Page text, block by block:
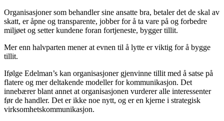
Organisasjoner som behandler sine ansatte bra, betaler det de skal av
skatt, er åpne og transparente, jobber for å ta vare på og forbedre
miljøet og setter kundene foran fortjeneste, bygger tillit.
Mer enn halvparten mener at evnen til å lytte er viktig for å bygge
tillit.
Ifølge Edelman’s kan organisasjoner gjenvinne tillit med å satse på
flatere og mer deltakende modeller for kommunikasjon. Det
innebærer blant annet at organisasjonen vurderer alle interessenter
før de handler. Det er ikke noe nytt, og er en kjerne i strategisk
virksomhetskommunikasjon.